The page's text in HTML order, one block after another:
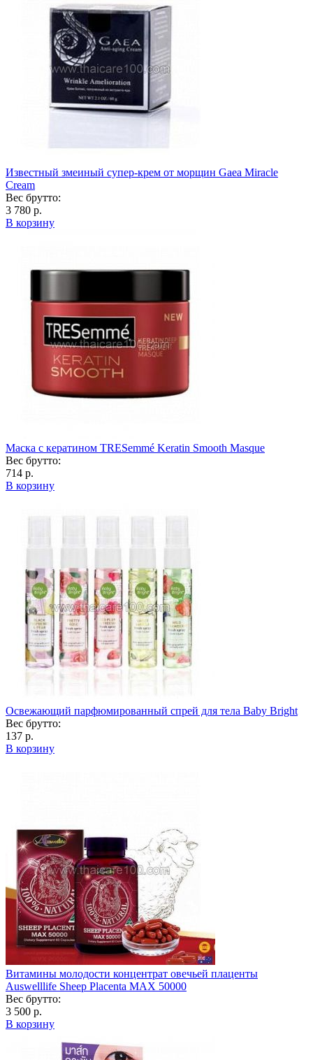
Известный змеиный супер-крем от морщин Gaea Miracle
Cream
Вес брутто:
3 780 р.
В корзину
Маска с кератином TRESemmé Keratin Smooth Masque
Вес брутто:
714 р.
В корзину
Освежающий парфюмированный спрей для тела Baby Bright
Вес брутто:
137 р.
В корзину
Витамины молодости концентрат овечьей плаценты
Auswelllife Sheep Placenta MAX 50000
Вес брутто:
3 500 р.
В корзину